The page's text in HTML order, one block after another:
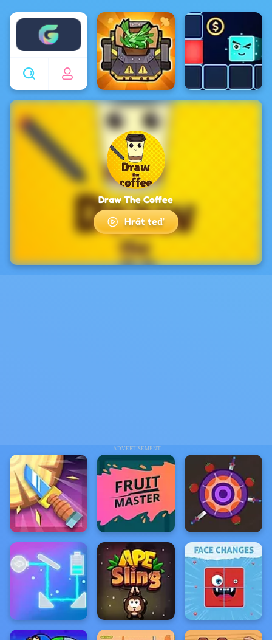
Enjoy4fun
ADVERTISEMENT
Draw The Coffee
Hrát teď